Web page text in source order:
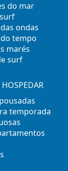
do mar
ondas
tempo
marés
surf
temporada